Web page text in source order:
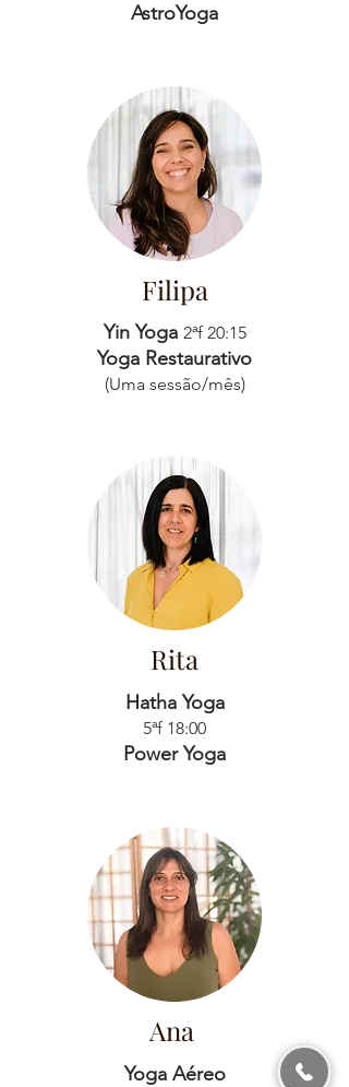
AstroYoga
Filipa
Yin Yoga 2ªf 20:15
Yoga Restaurativo
(Uma sessão/mês)
Rita
Hatha Yoga
5ªf 18:00
Power Yoga
Ana
Yoga Aéreo